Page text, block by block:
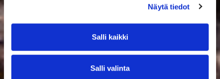
Näytä tiedot
Salli kaikki
Salli valinta